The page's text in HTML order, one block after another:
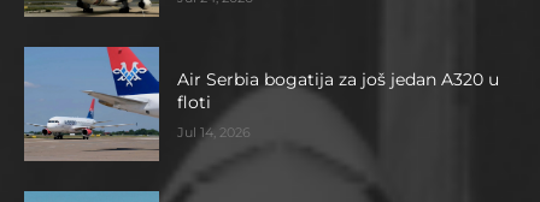
Air Serbia bogatija za još jedan A320 u
floti
Jul 14, 2026